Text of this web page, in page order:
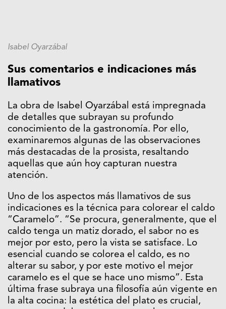
Isabel Oyarzábal
Sus comentarios e indicaciones más
llamativos
La obra de Isabel Oyarzábal está impregnada
de detalles que subrayan su profundo
conocimiento de la gastronomía. Por ello,
examinaremos algunas de las observaciones
más destacadas de la prosista, resaltando
aquellas que aún hoy capturan nuestra
atención.
Uno de los aspectos más llamativos de sus
indicaciones es la técnica para colorear el caldo
“Caramelo” . “Se procura, generalmente, que el
caldo tenga un matiz dorado, el sabor no es
mejor por esto, pero la vista se satisface. Lo
esencial cuando se colorea el caldo, es no
alterar su sabor, y por este motivo el mejor
caramelo es el que se hace uno mismo”. Esta
última frase subraya una filosofía aún vigente en
la alta cocina: la estética del plato es crucial,